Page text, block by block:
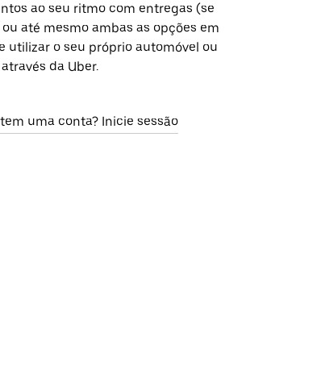
ao seu ritmo com entregas (se
até mesmo ambas as opções em
utilizar o seu próprio automóvel ou
da Uber.
uma conta? Inicie sessão